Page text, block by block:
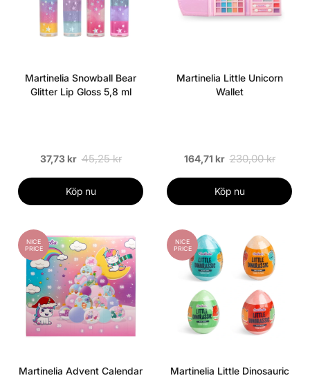
Martinelia Snowball Bear
Glitter Lip Gloss 5,8 ml
37,73 kr 45,25 kr
Köp nu
Martinelia Little Unicorn
Wallet
164,71 kr 230,00 kr
Köp nu
NICE
PRICE
Martinelia Advent Calendar
NICE
PRICE
Martinelia Little Dinosauric